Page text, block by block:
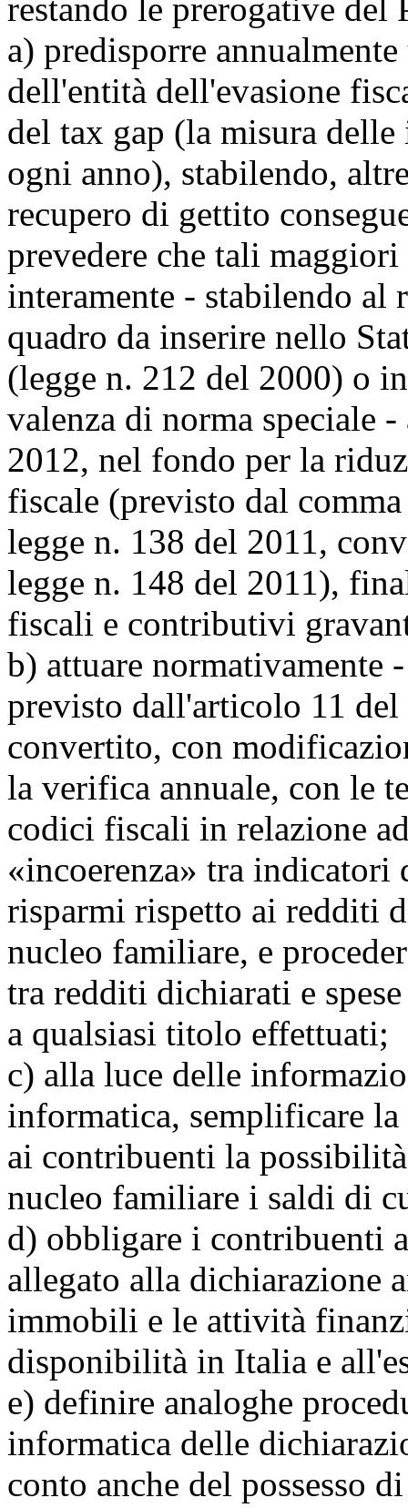
restando le prerogative del
a) predisporre
dell'entità dell'evasione
del tax gap (la misura
ogni anno), stabilendo,
recupero di gettito
prevedere che tali
interamente - stabilendo al
quadro da inserire nello
(legge n. 212 del 2000) o
valenza di norma speciale
2012, nel fondo per la
fiscale (previsto dal
legge n. 138 del 2011,
legge n. 148 del 2011),
fiscali e contributivi
b) attuare normativamente
previsto dall'articolo 11
convertito, con
la verifica annuale, con le
codici fiscali in relazione
«incoerenza» tra
risparmi rispetto ai redditi
nucleo familiare, e
tra redditi dichiarati e
a qualsiasi titolo effettuati;
c) alla luce delle
informatica, semplificare
ai contribuenti la
nucleo familiare i saldi di
d) obbligare i contribuenti
allegato alla dichiarazione
immobili e le attività
disponibilità in Italia e
e) definire analoghe
informatica delle
conto anche del possesso